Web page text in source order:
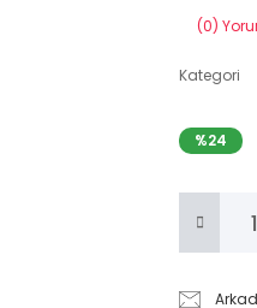
(0)
Kategori
%24